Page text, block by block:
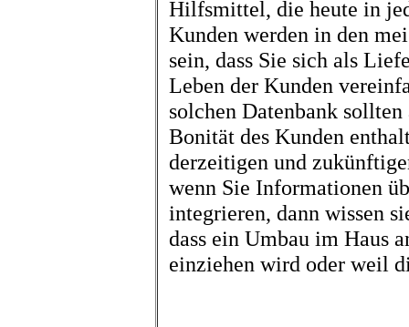
Hilfsmittel, die heute in
Kunden werden in den
sein, dass Sie sich als
Leben der Kunden
solchen Datenbank
Bonität des Kunden
derzeitigen und
wenn Sie Informationen
integrieren, dann wissen
dass ein Umbau im Haus
einziehen wird oder weil